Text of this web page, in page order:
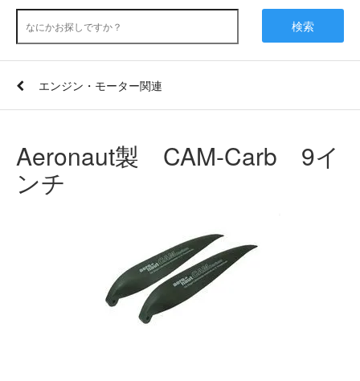
検索
エンジン・モーター関連
Aeronaut製 CAM-Carb 9イ
ンチ